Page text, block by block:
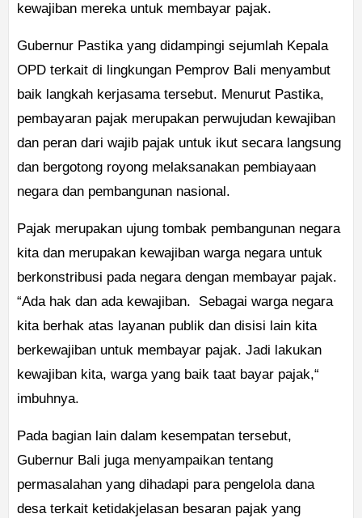
kewajiban mereka untuk membayar pajak.
Gubernur Pastika yang didampingi sejumlah Kepala
OPD terkait di lingkungan Pemprov Bali menyambut
baik langkah kerjasama tersebut. Menurut Pastika,
pembayaran pajak merupakan perwujudan kewajiban
dan peran dari wajib pajak untuk ikut secara langsung
dan bergotong royong melaksanakan pembiayaan
negara dan pembangunan nasional.
Pajak merupakan ujung tombak pembangunan negara
kita dan merupakan kewajiban warga negara untuk
berkonstribusi pada negara dengan membayar pajak.
“Ada hak dan ada kewajiban. Sebagai warga negara
kita berhak atas layanan publik dan disisi lain kita
berkewajiban untuk membayar pajak. Jadi lakukan
kewajiban kita, warga yang baik taat bayar pajak,“
imbuhnya.
Pada bagian lain dalam kesempatan tersebut,
Gubernur Bali juga menyampaikan tentang
permasalahan yang dihadapi para pengelola dana
desa terkait ketidakjelasan besaran pajak yang